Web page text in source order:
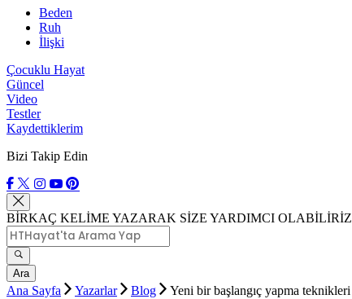
Beden
Ruh
İlişki
Çocuklu Hayat
Güncel
Video
Testler
Kaydettiklerim
Bizi Takip Edin
BİRKAÇ KELİME YAZARAK SİZE YARDIMCI OLABİLİRİZ
Ara
Ana Sayfa Yazarlar Blog
Yeni bir başlangıç yapma teknikleri